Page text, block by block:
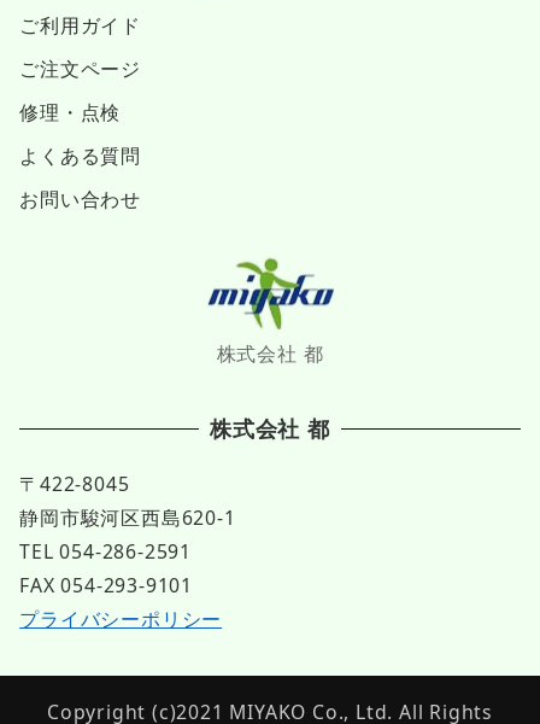
ご利用ガイド
ご注文ページ
修理・点検
よくある質問
お問い合わせ
株式会社 都
株式会社 都
〒422-8045
静岡市駿河区西島620-1
TEL 054-286-2591
FAX 054-293-9101
プライバシーポリシー
Copyright (c)2021 MIYAKO Co., Ltd. All Rights